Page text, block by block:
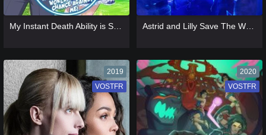
2019
VF
VOSTFR
2020
VF
VOSTFR